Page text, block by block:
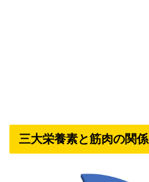
三大栄養素と筋肉の関係